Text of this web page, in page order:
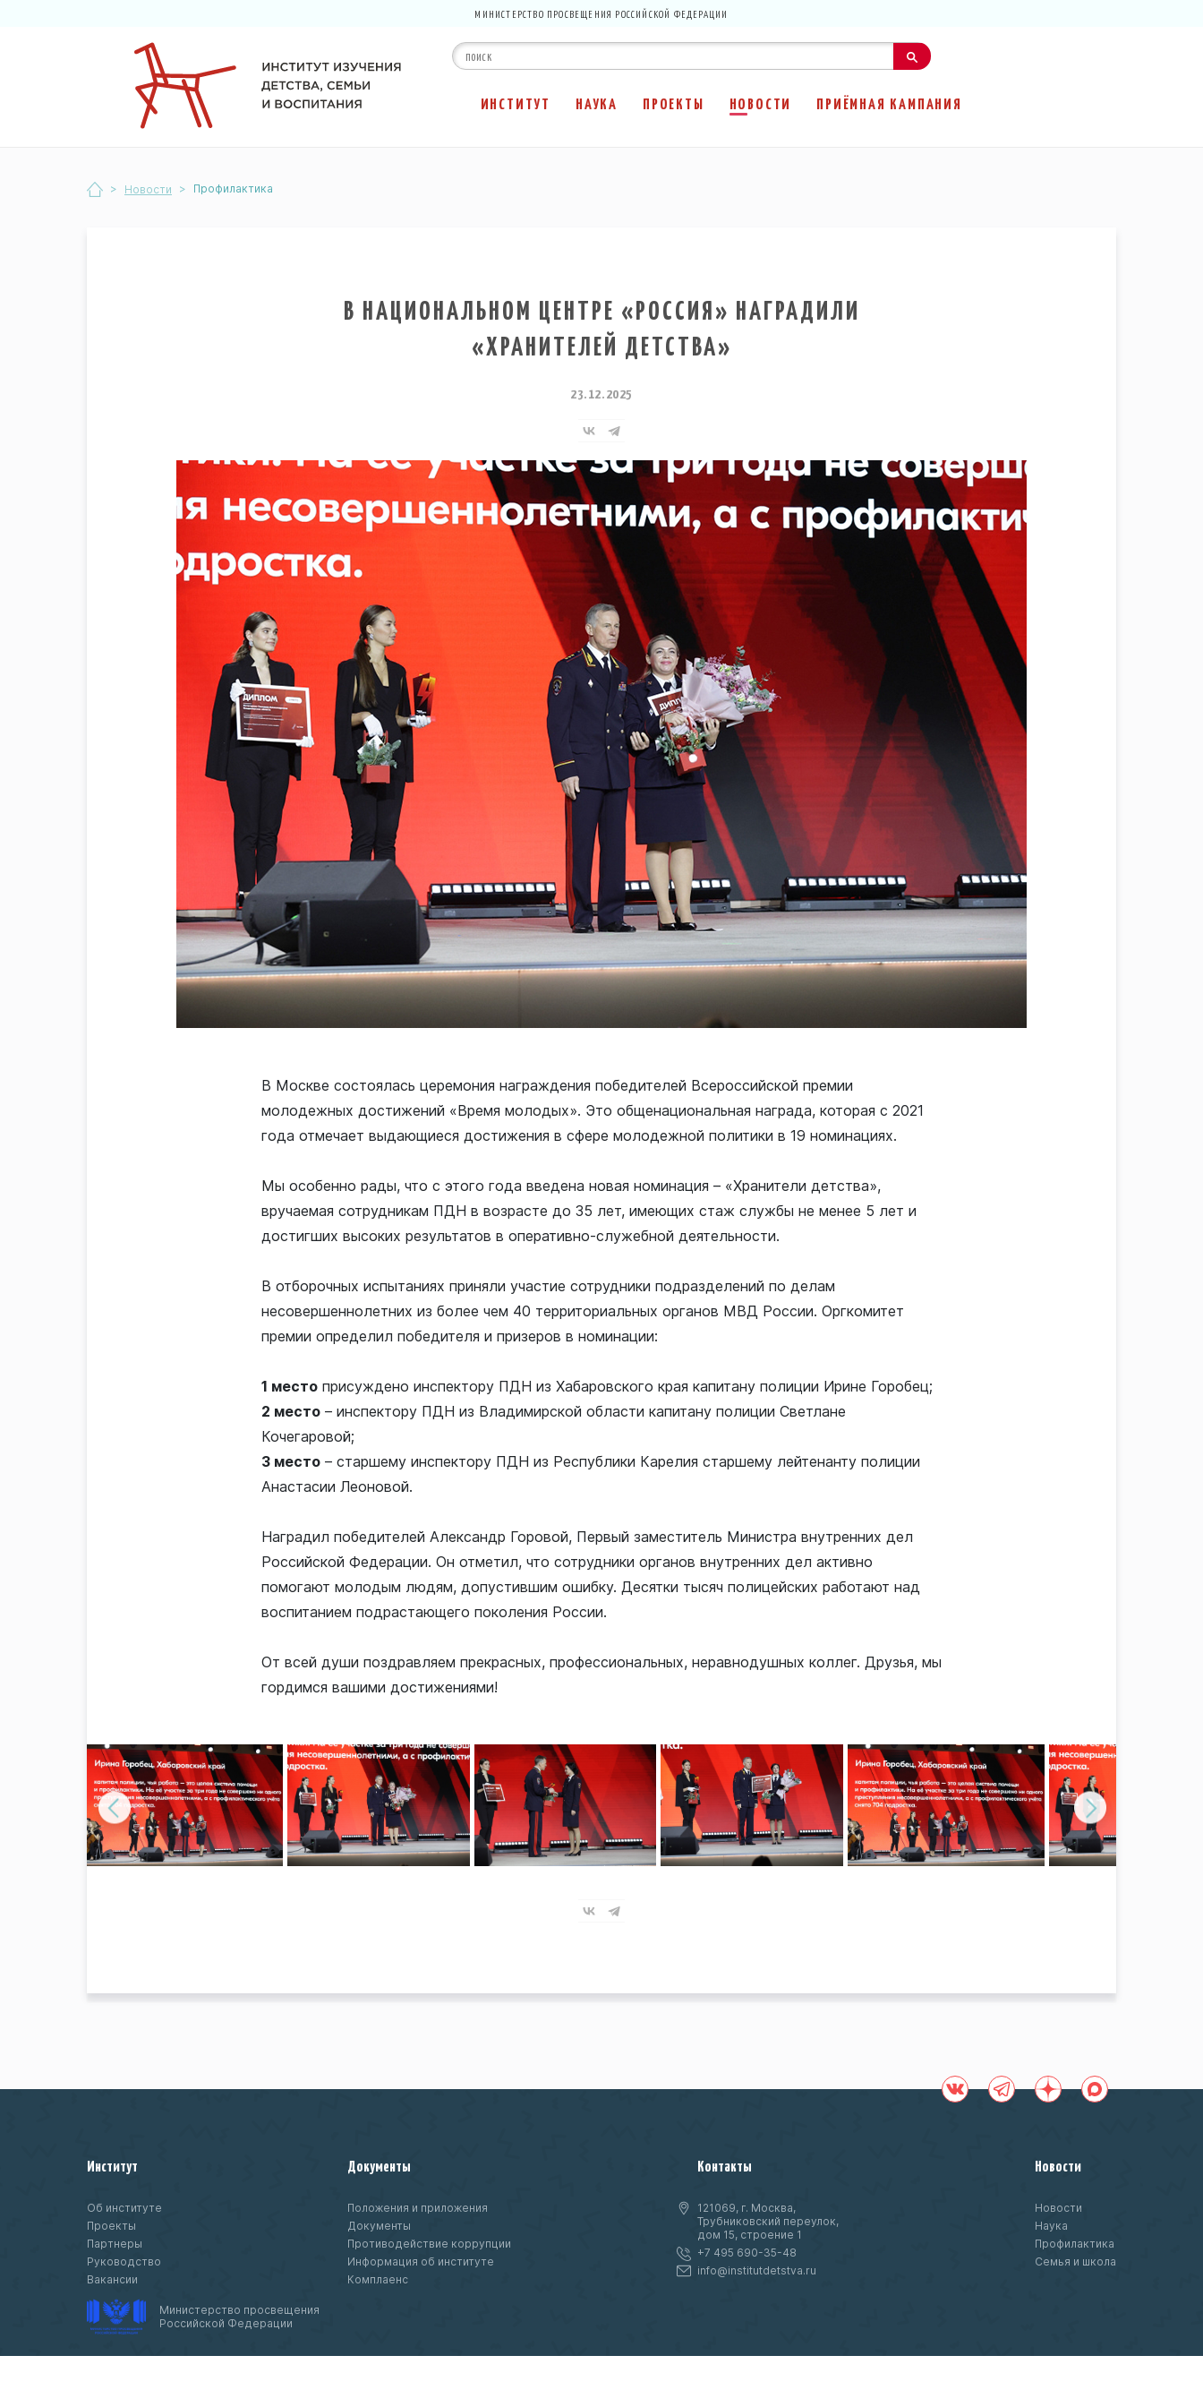
МИНИСТЕРСТВО ПРОСВЕЩЕНИЯ РОССИЙСКОЙ ФЕДЕРАЦИИ
ИНСТИТУТ НАУКА ПРОЕКТЫ НОВОСТИ ПРИЁМНАЯ КАМПАНИЯ
> Новости > Профилактика
В НАЦИОНАЛЬНОМ ЦЕНТРЕ «РОССИЯ» НАГРАДИЛИ
«ХРАНИТЕЛЕЙ ДЕТСТВА»
23.12.2025
В Москве состоялась церемония награждения победителей Всероссийской премии
молодежных достижений «Время молодых». Это общенациональная награда, которая с 2021
года отмечает выдающиеся достижения в сфере молодежной политики в 19 номинациях.
Мы особенно рады, что с этого года введена новая номинация – «Хранители детства»,
вручаемая сотрудникам ПДН в возрасте до 35 лет, имеющих стаж службы не менее 5 лет и
достигших высоких результатов в оперативно-служебной деятельности.
В отборочных испытаниях приняли участие сотрудники подразделений по делам
несовершеннолетних из более чем 40 территориальных органов МВД России. Оргкомитет
премии определил победителя и призеров в номинации:
1 место присуждено инспектору ПДН из Хабаровского края капитану полиции Ирине Горобец;
2 место – инспектору ПДН из Владимирской области капитану полиции Светлане
Кочегаровой;
3 место – старшему инспектору ПДН из Республики Карелия старшему лейтенанту полиции
Анастасии Леоновой.
Наградил победителей Александр Горовой, Первый заместитель Министра внутренних дел
Российской Федерации. Он отметил, что сотрудники органов внутренних дел активно
помогают молодым людям, допустившим ошибку. Десятки тысяч полицейских работают над
воспитанием подрастающего поколения России.
От всей души поздравляем прекрасных, профессиональных, неравнодушных коллег. Друзья, мы
гордимся вашими достижениями!
Институт
Об институте
Проекты
Партнеры
Руководство
Вакансии
Документы
Положения и приложения
Документы
Противодействие коррупции
Информация об институте
Комплаенс
Контакты
121069, г. Москва,
Трубниковский переулок,
дом 15, строение 1
+7 495 690-35-48
info@institutdetstva.ru
Новости
Новости
Наука
Профилактика
Семья и школа
Министерство просвещения
Российской Федерации